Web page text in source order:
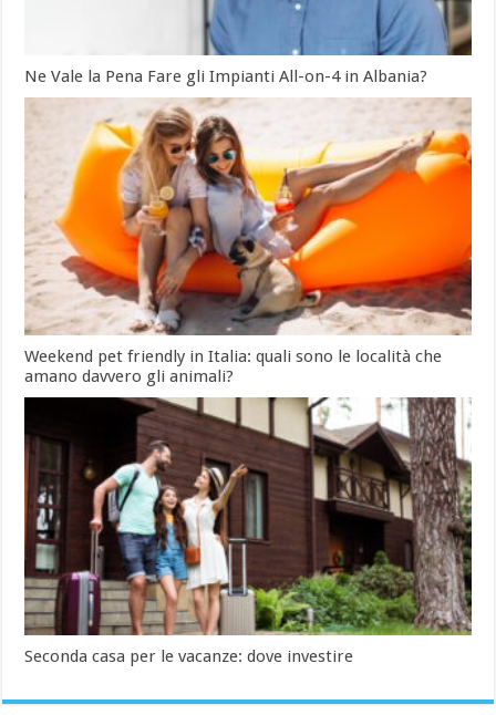
Ne Vale la Pena Fare gli Impianti All-on-4 in Albania?
Weekend pet friendly in Italia: quali sono le località che
amano davvero gli animali?
Seconda casa per le vacanze: dove investire